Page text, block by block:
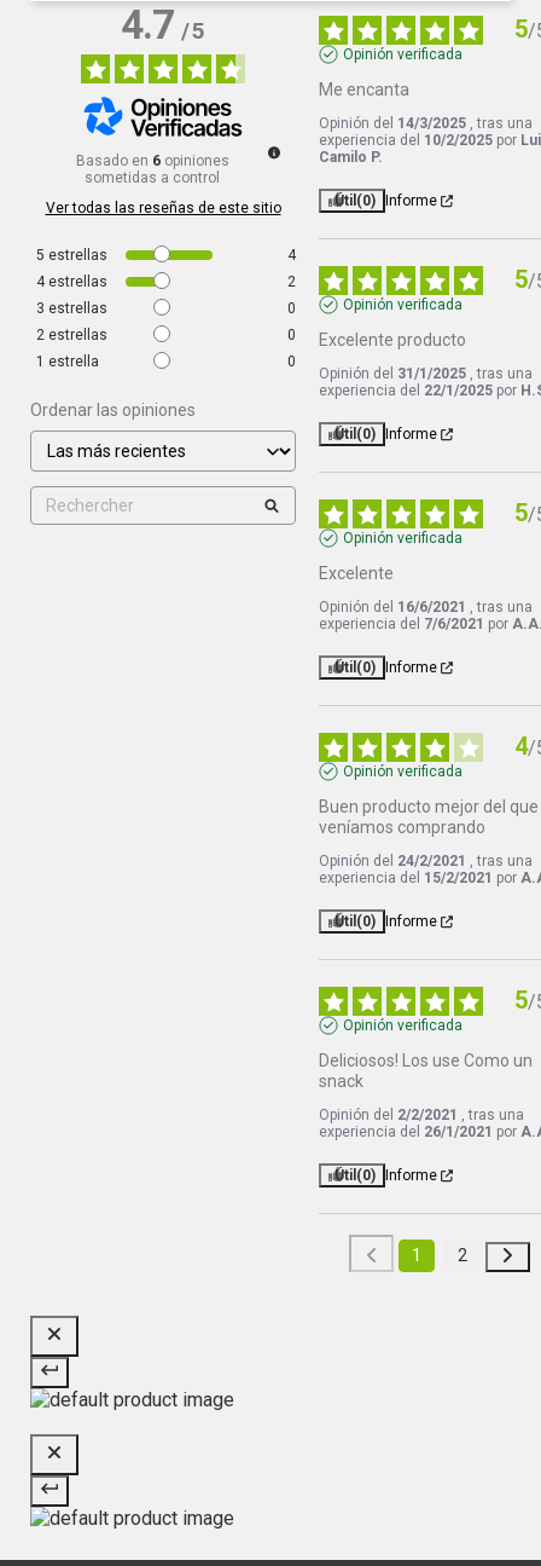
4.7/5
Basado en 6 opiniones
sometidas a control
Ver todas las reseñas de este sitio
5 estrellas
4
4 estrellas
2
3 estrellas
0
2 estrellas
0
1 estrella 0
Ordenar las opiniones
5/
Opinión verificada
Me encanta
Opinión del 14/3/2025 , tras una
experiencia del 10/2/2025 por
Camilo P.
Útil (0) Informe
5/
Opinión verificada
Excelente producto
Opinión del 31/1/2025 , tras una
experiencia del 22/1/2025 por
Útil (0) Informe
5/
Opinión verificada
Excelente
Opinión del 16/6/2021 , tras una
experiencia del 7/6/2021 por
Útil (0) Informe
4/
Opinión verificada
Buen producto mejor del que
veníamos comprando
Opinión del 24/2/2021 , tras una
experiencia del 15/2/2021 por
Útil (0) Informe
5/
Opinión verificada
Deliciosos! Los use Como un
snack
Opinión del 2/2/2021 , tras una
experiencia del 26/1/2021 por
Útil (0) Informe
1 2